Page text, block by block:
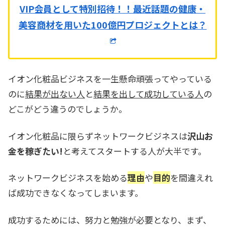
VIP会員として特別招待！！ 最近話題の健康・
美容商材を用いた100億円プロジェクトとは？
イオン化粧品ビジネスを一生懸命頑張ってやっている
のに結果が出ない人 と結果を出して成功している人の
どこがどう違うのでしょうか。
イオン化粧品に限らずネットワークビジネスは沢山お
金を稼ぎたい! と考えてスタートする人が大半です。
ネットワークビジネスを始める理由や目的を間違えれ
ば成功できなくなってしまいます。
成功するためには、努力と勉強が必要となり、まず、